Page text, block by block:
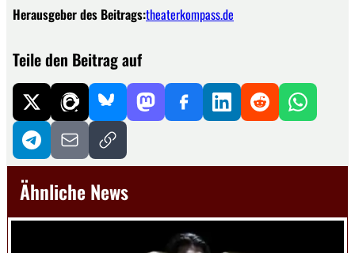
Herausgeber des Beitrags:theaterkompass.de
Teile den Beitrag auf
Ähnliche News